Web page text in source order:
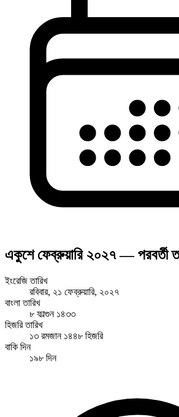
একুশে ফেব্রুয়ারি ২০২৭ — পরবর্তী
ইংরেজি তারিখ
রবিবার, ২১ ফেব্রুয়ারি, ২০২৭
বাংলা তারিখ
৮ ফাল্গুন ১৪৩৩
হিজরি তারিখ
১৩ রমজান ১৪৪৮ হিজরি
বাকি দিন
১৯৮ দিন